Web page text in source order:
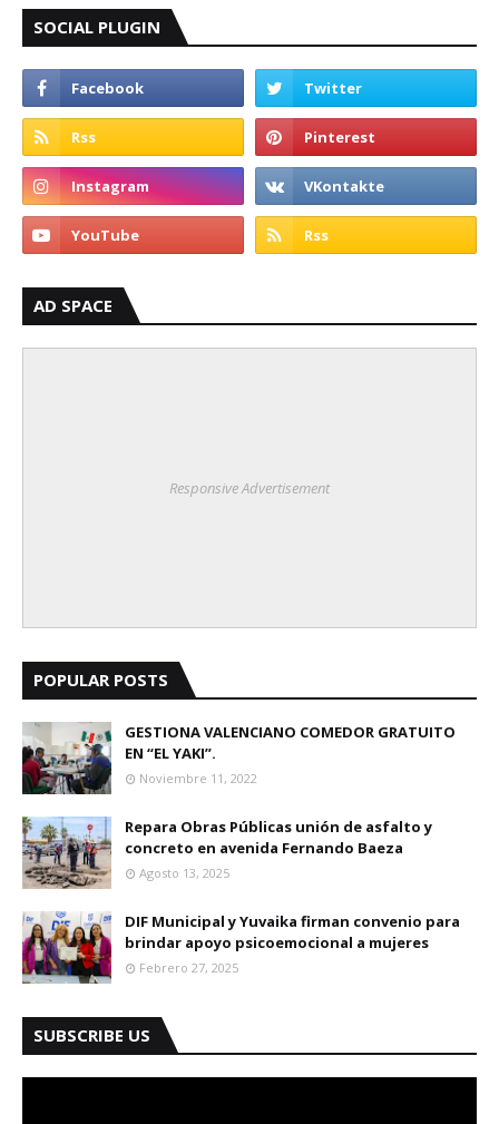
SOCIAL PLUGIN
AD SPACE
Responsive Advertisement
POPULAR POSTS
GESTIONA VALENCIANO COMEDOR GRATUITO
EN “EL YAKI”.
Noviembre 11, 2022
Repara Obras Públicas unión de asfalto y
concreto en avenida Fernando Baeza
Agosto 13, 2025
DIF Municipal y Yuvaika firman convenio para
brindar apoyo psicoemocional a mujeres
Febrero 27, 2025
SUBSCRIBE US